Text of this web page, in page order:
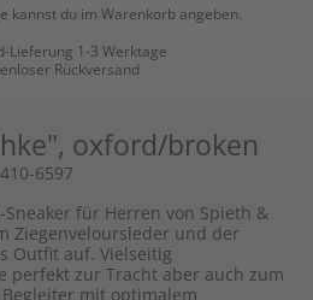
kannst du im Warenkorb angeben.
Lieferung 1-3 Werktage
Rückversand
oxford/broken
6597
für Herren von Spieth &
Ziegenveloursleder und der
Outfit auf. Vielseitig
perfekt zur Tracht aber auch zum
mit optimalem